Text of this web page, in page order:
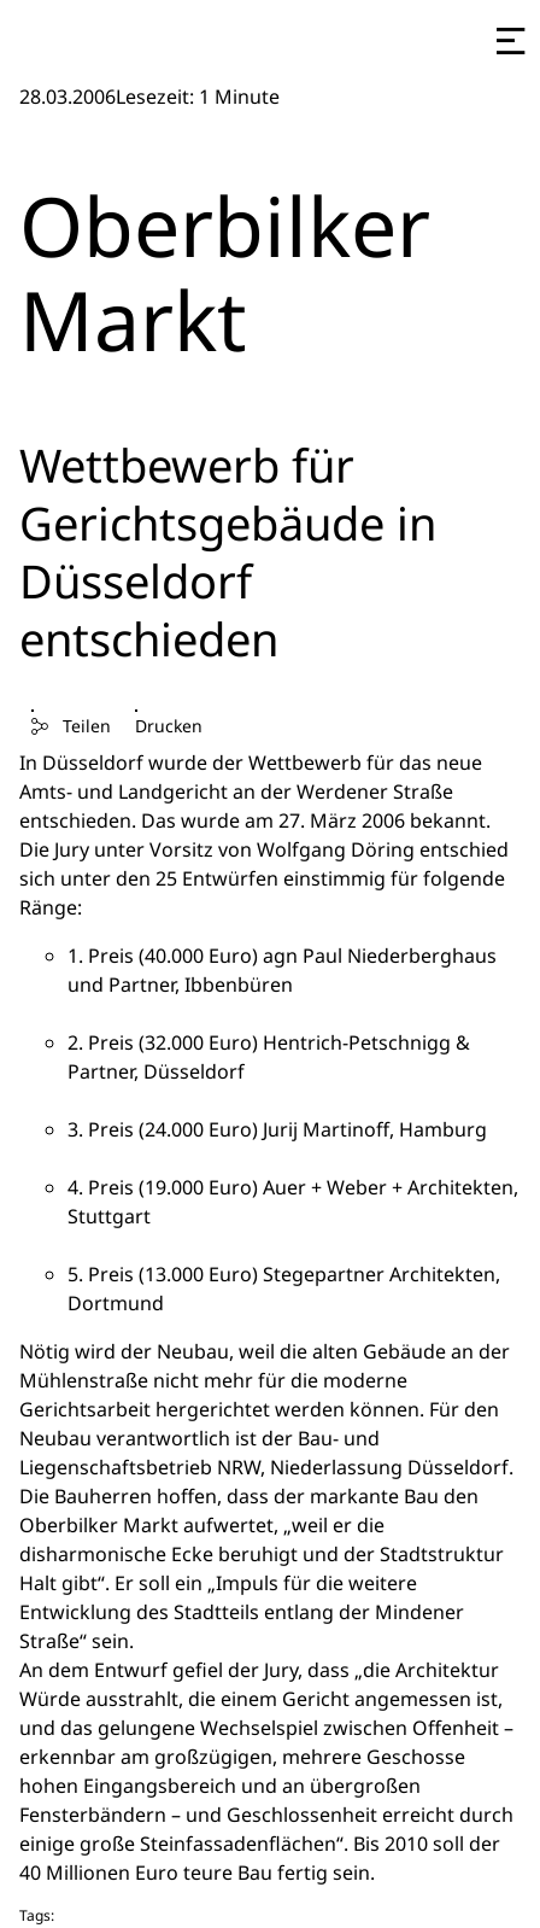
28.03.2006Lesezeit: 1 Minute
Oberbilker
Markt
Wettbewerb für
Gerichtsgebäude in
Düsseldorf
entschieden
Teilen Drucken
In Düsseldorf wurde der Wettbewerb für das neue
Amts- und Landgericht an der Werdener Straße
entschieden. Das wurde am 27. März 2006 bekannt.
Die Jury unter Vorsitz von Wolfgang Döring entschied
sich unter den 25 Entwürfen einstimmig für folgende
Ränge:
1. Preis (40.000 Euro) agn Paul Niederberghaus
und Partner, Ibbenbüren
2. Preis (32.000 Euro) Hentrich-Petschnigg &
Partner, Düsseldorf
3. Preis (24.000 Euro) Jurij Martinoff, Hamburg
4. Preis (19.000 Euro) Auer + Weber + Architekten,
Stuttgart
5. Preis (13.000 Euro) Stegepartner Architekten,
Dortmund
Nötig wird der Neubau, weil die alten Gebäude an der
Mühlenstraße nicht mehr für die moderne
Gerichtsarbeit hergerichtet werden können. Für den
Neubau verantwortlich ist der Bau- und
Liegenschaftsbetrieb NRW, Niederlassung Düsseldorf.
Die Bauherren hoffen, dass der markante Bau den
Oberbilker Markt aufwertet, „weil er die
disharmonische Ecke beruhigt und der Stadtstruktur
Halt gibt“. Er soll ein „Impuls für die weitere
Entwicklung des Stadtteils entlang der Mindener
Straße“ sein.
An dem Entwurf gefiel der Jury, dass „die Architektur
Würde ausstrahlt, die einem Gericht angemessen ist,
und das gelungene Wechselspiel zwischen Offenheit –
erkennbar am großzügigen, mehrere Geschosse
hohen Eingangsbereich und an übergroßen
Fensterbändern – und Geschlossenheit erreicht durch
einige große Steinfassadenflächen“. Bis 2010 soll der
40 Millionen Euro teure Bau fertig sein.
Tags: